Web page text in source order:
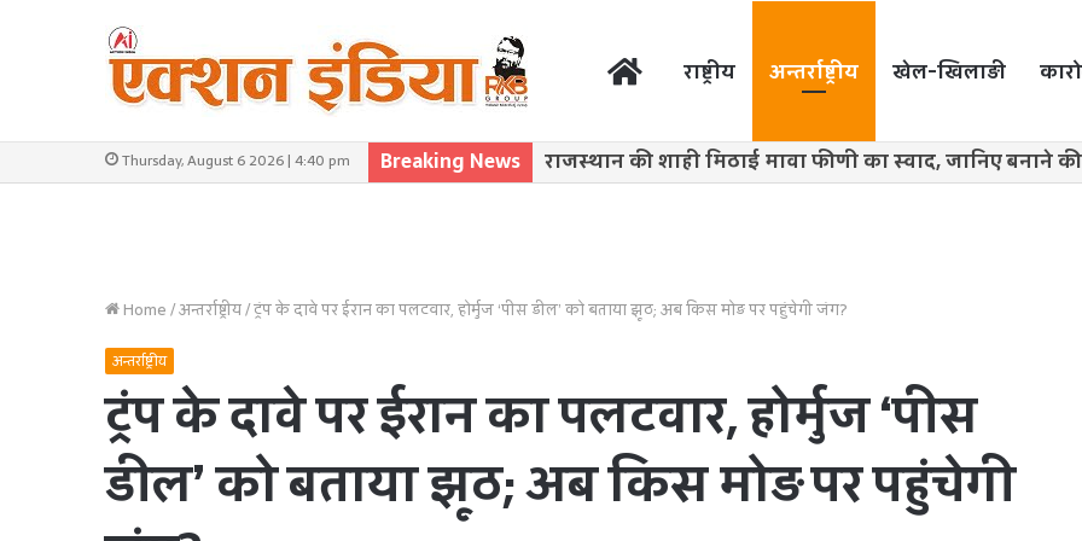
राष्ट्रीय अन्तर्राष्ट्रीय खेल-खिलाड़ी
Thursday, August 6 2026 | 4:40 pm Breaking News
Home/अन्तर्राष्ट्रीय/ट्रंप के दावे पर ईरान का पलटवार, होर्मुज ‘पीस डील’ को बताया झूठ; अब किस मोड़ पर पहुंचेगी जंग?
अन्तर्राष्ट्रीय
ट्रंप के दावे पर ईरान का पलटवार, होर्मुज ‘पीस
डील’ को बताया झूठ; अब किस मोड़ पर पहुंचेगी